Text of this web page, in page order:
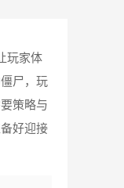
玩家体
尸，玩
策略与
好迎接